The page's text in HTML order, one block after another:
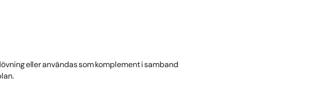
eller användas som komplement i samband